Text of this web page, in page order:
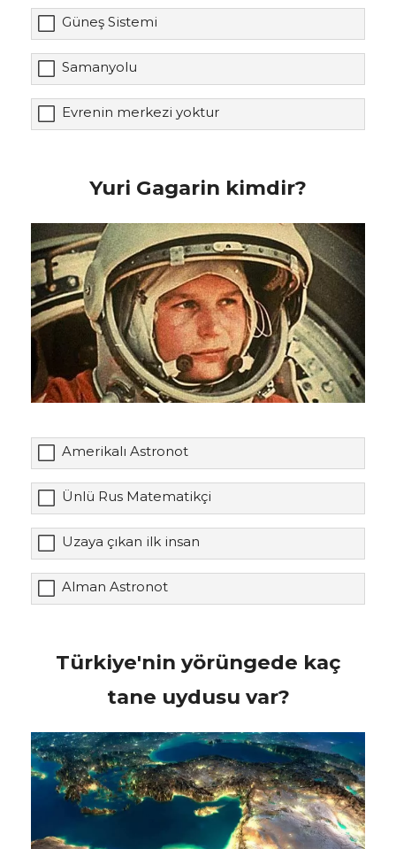
Güneş Sistemi
Samanyolu
Evrenin merkezi yoktur
Yuri Gagarin kimdir?
Amerikalı Astronot
Ünlü Rus Matematikçi
Uzaya çıkan ilk insan
Alman Astronot
Türkiye'nin yörüngede kaç
tane uydusu var?